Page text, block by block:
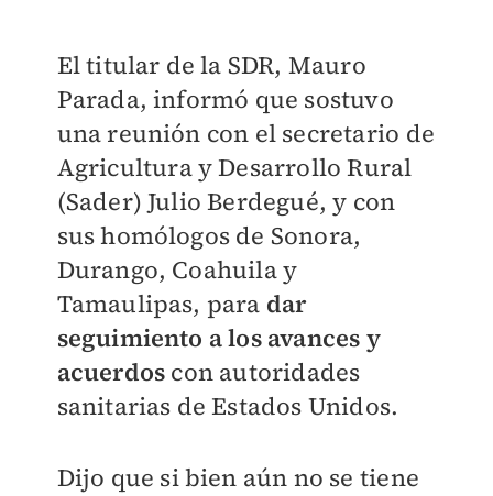
El titular de la SDR, Mauro
Parada, informó que sostuvo
una reunión con el secretario de
Agricultura y Desarrollo Rural
(Sader) Julio Berdegué, y con
sus homólogos de Sonora,
Durango, Coahuila y
Tamaulipas, para dar
seguimiento a los avances y
acuerdos con autoridades
sanitarias de Estados Unidos.
Dijo que si bien aún no se tiene